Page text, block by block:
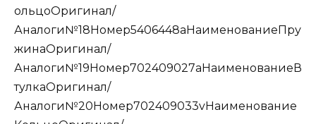
ольцоОригинал/
Аналоги№18Номер5406448aНаименованиеПру
жинаОригинал/
Аналоги№19Номер702409027aНаименованиеВ
тулкаОригинал/
Аналоги№20Номер702409033vНаименование